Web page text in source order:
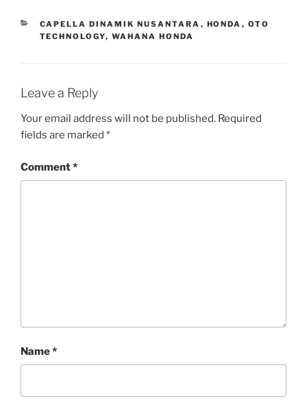
CATEGORIES
CAPELLA DINAMIK NUSANTARA , HONDA , OTO
TECHNOLOGY, WAHANA HONDA
Leave a Reply
Your email address will not be published. Required
fields are marked *
Comment*
Name*